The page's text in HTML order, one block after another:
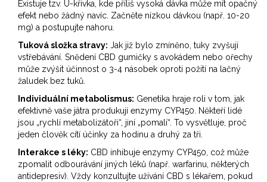
Existuje tzv. U-křivka, kde příliš vysoká dávka může mít opačný
efekt nebo žádný navíc. Začněte nízkou dávkou (např. 10-20
mg) a postupujte nahoru.
Tuková složka stravy: Jak již bylo zmíněno, tuky zvyšují
vstřebávání. Snědení CBD gumičky s avokádem nebo ořechy
může zvýšit účinnost o 3-4 násobek oproti požití na lačný
žaludek bez tuků.
Individuální metabolismus: Genetika hraje roli v tom, jak
efektivně vaše játra produkují enzymy CYP450. Někteří lidé
jsou „rychlí metabolizátoři“, jiní „pomalí“. To vysvětluje, proč
jeden člověk cítí účinky za hodinu a druhý za tři.
Interakce s léky: CBD inhibuje enzymy CYP450, což může
zpomalit odbourávání jiných léků (např. warfarinu, některých
antidepresiv). Vždy konzultujte užívání CBD s lékařem, pokud